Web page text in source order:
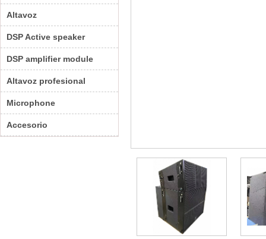
Altavoz
DSP Active speaker
DSP amplifier module
Altavoz profesional
Microphone
Accesorio